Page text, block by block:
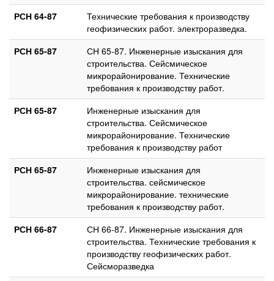
РСН 64-87
Технические требования к производству
геофизических работ. электроразведка.
РСН 65-87
СН 65-87. Инженерные изыскания для
строительства. Сейсмическое
микрорайонирование. Технические
требования к производству работ.
РСН 65-87
Инженерные изыскания для
строительства. Сейсмическое
микрорайонирование. Технические
требования к производству работ
РСН 65-87
Инженерные изыскания для
строительства. сейсмическое
микрорайонирование. технические
требования к производству работ.
РСН 66-87
СН 66-87. Инженерные изыскания для
строительства. Технические требования к
производству геофизических работ.
Сейсморазведка